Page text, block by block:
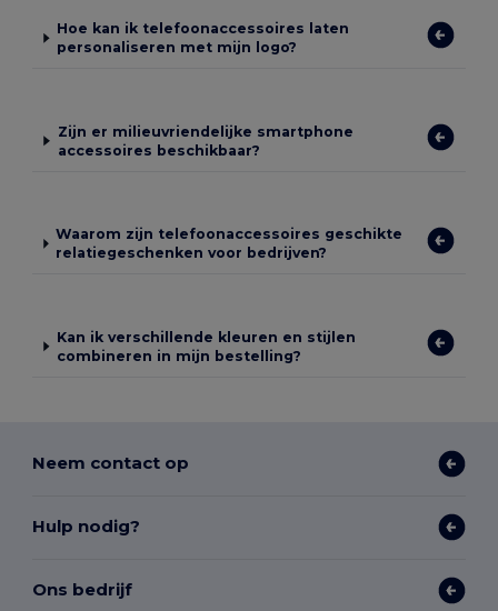
Hoe kan ik telefoonaccessoires laten
personaliseren met mijn logo?
Zijn er milieuvriendelijke smartphone
accessoires beschikbaar?
Waarom zijn telefoonaccessoires geschikte
relatiegeschenken voor bedrijven?
Kan ik verschillende kleuren en stijlen
combineren in mijn bestelling?
Neem contact op
Hulp nodig?
Ons bedrijf